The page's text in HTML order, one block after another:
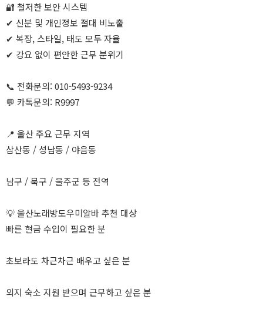
🔐 철저한 보안 시스템
✔ 신분 및 개인정보 절대 비노출
✔ 복장, 스타일, 태도 모두 자율
✔ 강요 없이 편안한 근무 분위기
📞 전화문의: 010-5493-9234
💬 카톡문의: R9997
📍 울산 주요 근무 지역
삼산동 / 성남동 / 야음동
남구 / 북구 / 울주군 등 전역
💡 울산노래방도우미알바 추천 대상
빠른 현금 수입이 필요한 분
초보라도 차근차근 배우고 싶은 분
외지 숙소 지원 받으며 근무하고 싶은 분